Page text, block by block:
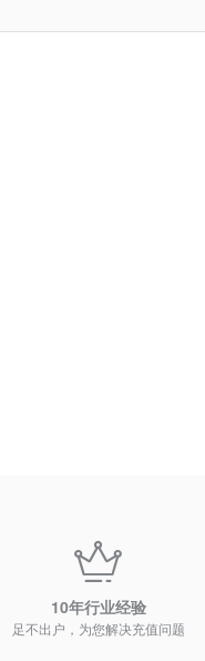
10年行业经验
足不出户，为您解决充值问题